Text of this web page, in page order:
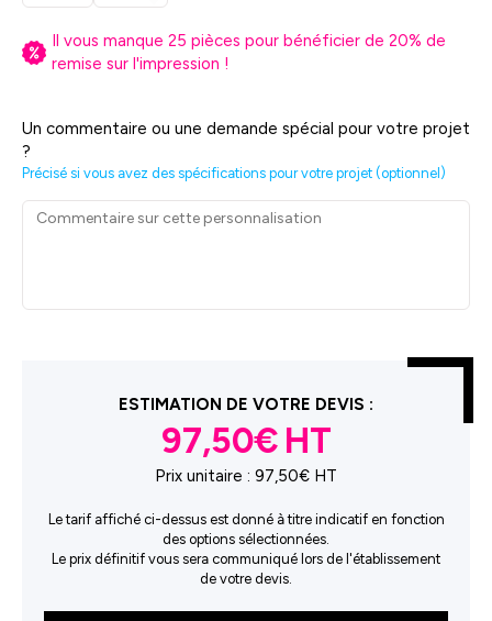
Il vous manque 25 pièces pour bénéficier de 20% de
remise sur l'impression !
Un commentaire ou une demande spécial pour votre projet
?
Précisé si vous avez des spécifications pour votre projet (optionnel)
ESTIMATION DE VOTRE DEVIS :
97,50€
Prix unitaire : 97,50€ HT
Le tarif affiché ci-dessus est donné à titre indicatif en fonction
des options sélectionnées.
Le prix définitif vous sera communiqué lors de l'établissement
de votre devis.